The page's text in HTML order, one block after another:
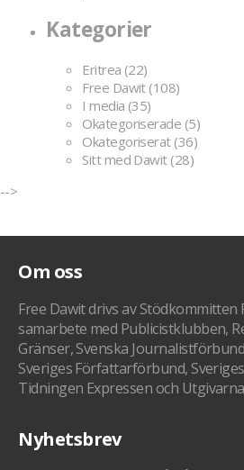
Kategorier
Eritrea (22)
Free Dawit(108)
I media (35)
Okategoriserade (5)
Okategoriserat(36)
Sitt med Dawit(28)
-->
Om oss
Free Dawit drivs av Stödkommitten
samarbete med Publicistklubben,
Gränser, Svenska
Sveriges Författarförbund,
Tidningen Expressen och
Nyhetsbrev